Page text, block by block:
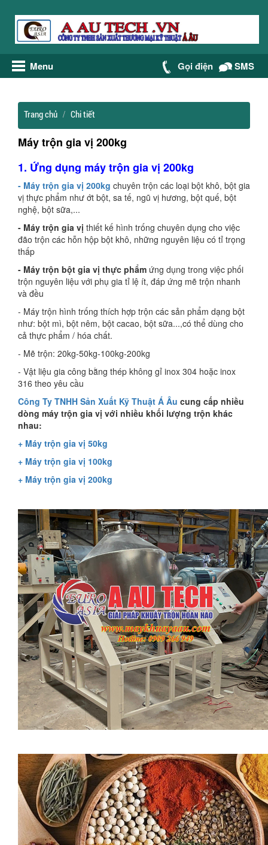
Menu Gọi điện SMS
Trang chủ Chi tiết
Máy trộn gia vị 200kg
1. Ứng dụng máy trộn gia vị 200kg
- Máy trộn gia vị 200kg chuyên trộn các loại bột khô, bột gia
vị thực phẩm như ớt bột, sa tế, ngũ vị hương, bột quế, bột
nghệ, bột sữa,...
- Máy trộn gia vị thiết kế hình trống chuyên dụng cho việc
đão trộn các hỗn hộp bột khô, những nguyên liệu có tỉ trọng
thấp
- Máy trộn bột gia vị thực phẩm ứng dụng trong việc phối
trộn nguyên liệu với phụ gia tỉ lệ ít, đáp ứng mẽ trộn nhanh
và đều
- Máy trộn hình trống thích hợp trộn các sản phẩm dạng bột
như: bột mì, bột nêm, bột cacao, bột sữa...,có thể dùng cho
cả thực phẩm / hóa chất.
- Mẽ trộn: 20kg-50kg-100kg-200kg
- Vật liệu gia công bằng thép không gỉ inox 304 hoặc inox
316 theo yêu cầu
Công Ty TNHH Sản Xuất Kỹ Thuật Á Âu cung cấp nhiều
dòng máy trộn gia vị với nhiều khối lượng trộn khác
nhau:
+ Máy trộn gia vị 50kg
+ Máy trộn gia vị 100kg
+ Máy trộn gia vị 200kg